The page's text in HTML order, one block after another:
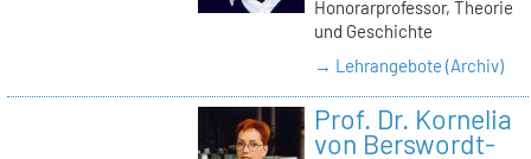
Honorarprofessor, Theorie
und Geschichte
→ Lehrangebote (Archiv)
Prof. Dr. Kornelia
von Berswordt-